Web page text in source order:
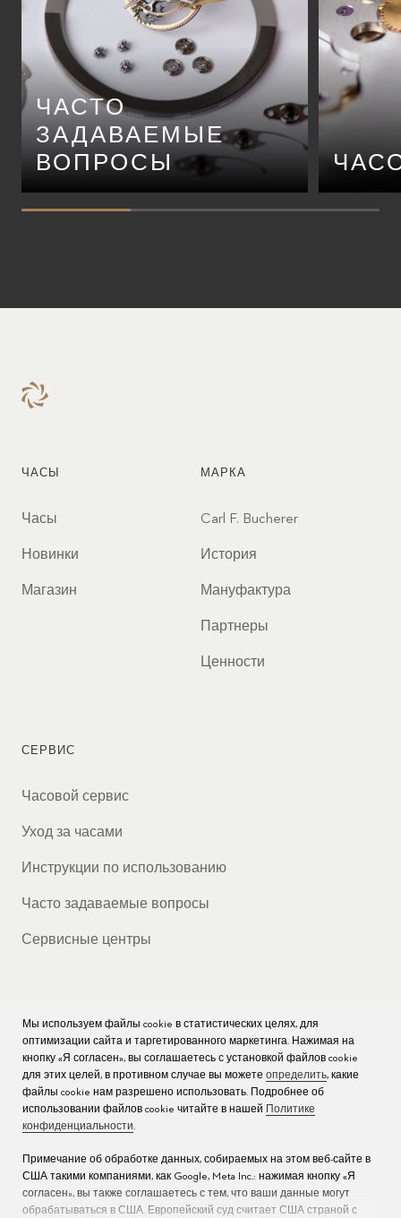
ЧАСТО
ЗАДАВАЕМЫЕ
ВОПРОСЫ
ЧАСЫ
Часы
Новинки
Магазин
МАРКА
Carl F. Bucherer
История
Мануфактура
Партнеры
Ценности
СЕРВИС
Часовой сервис
Уход за часами
Инструкции по использованию
Часто задаваемые вопросы
Сервисные центры
КОМПАНИЯ
Вакансии
Пресс
Мы используем файлы cookie в статистических целях, для
оптимизации сайта и таргетированного маркетинга. Нажимая на
кнопку «Я согласен», вы соглашаетесь с установкой файлов cookie
для этих целей, в противном случае вы можете определить, какие
файлы cookie нам разрешено использовать. Подробнее об
использовании файлов cookie читайте в нашей
Политике
конфиденциальности.
Примечание об обработке данных, собираемых на этом веб-сайте в
США такими компаниями, как Google, Meta Inc.: нажимая кнопку «Я
согласен», вы также соглашаетесь с тем, что ваши данные могут
обрабатываться в США. Европейский суд считает США страной с